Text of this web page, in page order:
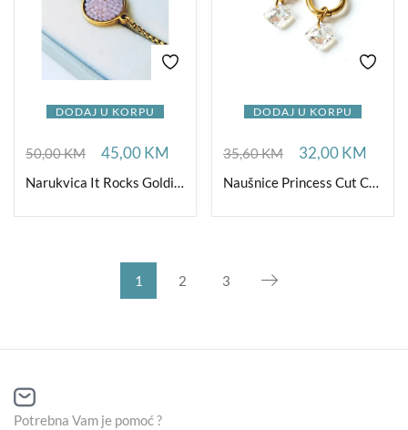
DODAJ U KORPU
50,00KM 45,00KM
Narukvica It Rocks Goldishious Opal
DODAJ U KORPU
35,60KM 32,00KM
Naušnice Princess Cut Crystal Shimmer
1 2 3
Potrebna Vam je pomoć ?